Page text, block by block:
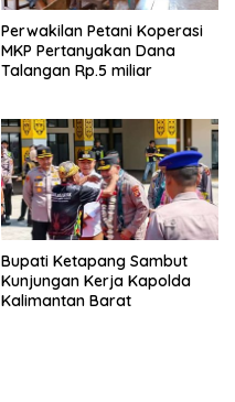
Perwakilan Petani Koperasi
MKP Pertanyakan Dana
Talangan Rp.5 miliar
Bupati Ketapang Sambut
Kunjungan Kerja Kapolda
Kalimantan Barat